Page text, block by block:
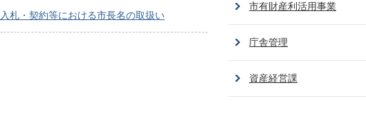
入札・契約等における市長名の取扱い
市有財産利活用事業
庁舎管理
資産経営課